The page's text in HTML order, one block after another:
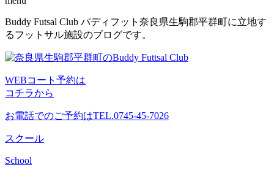
コ
ン
ン
へ
ス
キ
ッ
プ
Buddy Futsal Club バディフット奈良県生駒郡平群町に立地す
るフットサル施設のブログです。
WEBコート予約は
コチラから
お電話でのご予約はTEL.0745-45-7026
スクール
School